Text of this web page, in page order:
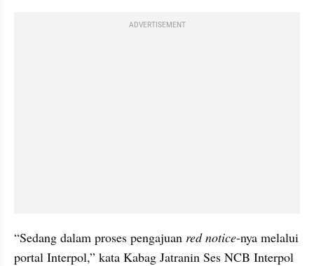
ADVERTISEMENT
“Sedang dalam proses pengajuan red notice-nya melalui
portal Interpol,” kata Kabag Jatranin Ses NCB Interpol